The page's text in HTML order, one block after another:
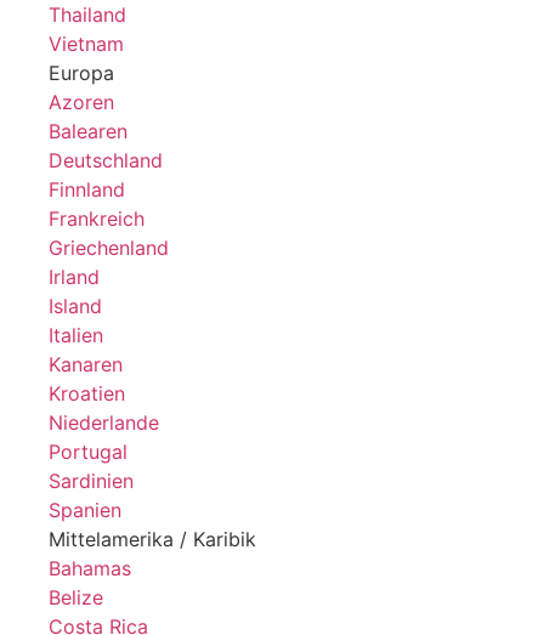
Thailand
Vietnam
Europa
Azoren
Balearen
Deutschland
Finnland
Frankreich
Griechenland
Irland
Island
Italien
Kanaren
Kroatien
Niederlande
Portugal
Sardinien
Spanien
Mittelamerika / Karibik
Bahamas
Belize
Costa Rica